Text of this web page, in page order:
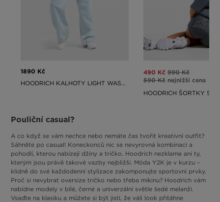
1890 Kč
HOODRICH KALHOTY LIGHT WASH JEANS SOLACE
490 Kč 990 Kč
590 Kč nejnižší cena
Pouliční casual?
A co když se vám nechce nebo nemáte čas tvořit kreativní outfit?
Sáhněte po casual! Koneckonců nic se nevyrovná kombinaci a
pohodlí, kterou nabízejí džíny a tričko. Hoodrich nezklame ani ty,
kterým jsou právě takové vazby nejbližší. Móda Y2K je v kurzu –
klidně do své každodenní stylizace zakomponujte sportovní prvky.
Proč si nevybrat oversize tričko nebo třeba mikinu? Hoodrich vám
nabídne modely v bílé, černé a univerzální světle šedé melanži.
Vsaďte na klasiku a můžete si být jisti, že váš look přitáhne